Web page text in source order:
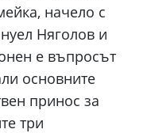
начело с
Няголов и
е въпросът
основните
принос за
три